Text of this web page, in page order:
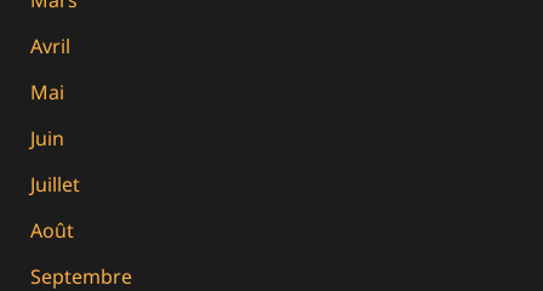
Avril
Mai
Juin
Juillet
Août
Septembre